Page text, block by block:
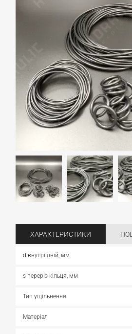
ХАРАКТЕРИСТИКИ
d внутрішній, мм
s переріз кільця, мм
Тип ущільнення
Матеріал